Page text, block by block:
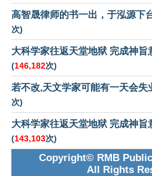
高智晟律师的书一出，于泓源下
次)
大科学家往返天堂地狱 完成神旨
(146,182次)
若不改,天文学家可能有一天会失
次)
大科学家往返天堂地狱 完成神旨
(143,103次)
Copyright© RMB
All Rights